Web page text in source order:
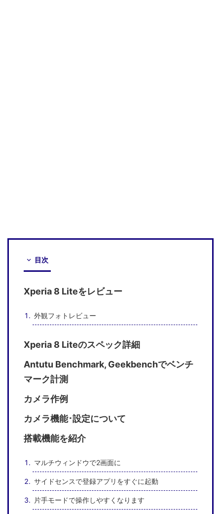
目次
Xperia 8 Liteをレビュー
外観フォトレビュー
Xperia 8 Liteのスペック詳細
Antutu Benchmark, Geekbenchでベンチ
マーク計測
カメラ作例
カメラ機能･設定について
搭載機能を紹介
マルチウィンドウで2画面に
サイドセンスで登録アプリをすぐに起動
片手モードで操作しやすくなります